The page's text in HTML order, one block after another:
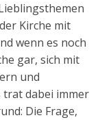
Kirche mit
wenn es noch
gar, sich mit
und
trat dabei immer
Die Frage,